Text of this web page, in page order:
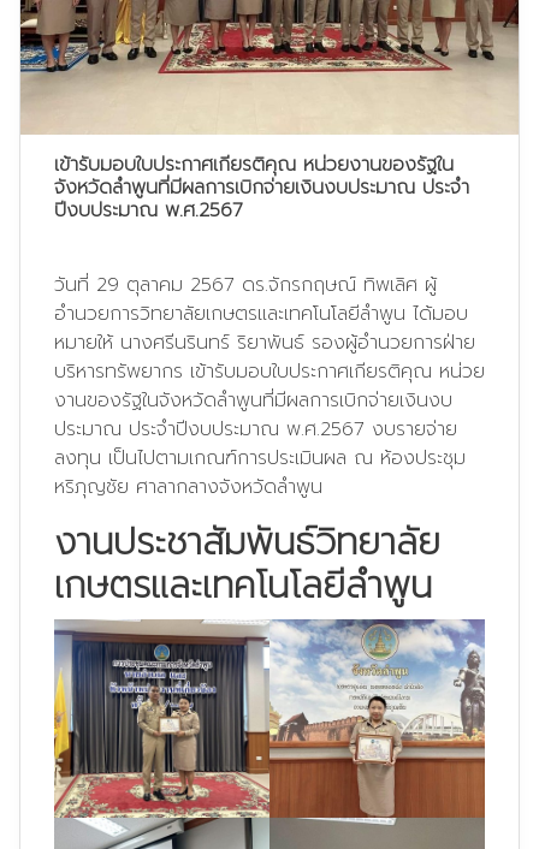
เข้ารับมอบใบประกาศเกียรติคุณ หน่วยงานของรัฐใน
จังหวัดลำพูนที่มีผลการเบิกจ่ายเงินงบประมาณ ประจำ
ปีงบประมาณ พ.ศ.2567
วันที่ 29 ตุลาคม 2567 ดร.จักรกฤษณ์ ทิพเลิศ ผู้
อำนวยการวิทยาลัยเกษตรและเทคโนโลยีลำพูน ได้มอบ
หมายให้ นางศรีนรินทร์ ริยาพันธ์ รองผู้อำนวยการฝ่าย
บริหารทรัพยากร เข้ารับมอบใบประกาศเกียรติคุณ หน่วย
งานของรัฐในจังหวัดลำพูนที่มีผลการเบิกจ่ายเงินงบ
ประมาณ ประจำปีงบประมาณ พ.ศ.2567 งบรายจ่าย
ลงทุน เป็นไปตามเกณฑ์การประเมินผล ณ ห้องประชุม
หริภุญชัย ศาลากลางจังหวัดลำพูน
งานประชาสัมพันธ์วิทยาลัย
เกษตรและเทคโนโลยีลำพูน